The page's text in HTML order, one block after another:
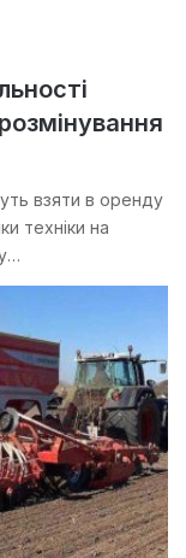
взяти в оренду
техніки на